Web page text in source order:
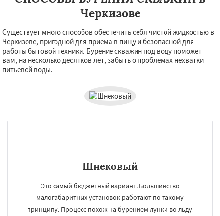
Работаем по
регионам
Черкизове
Существует много способов обеспечить себя чистой жидкостью в
Черкизове, пригодной для приема в пищу и безопасной для
работы бытовой техники. Бурение скважин под воду поможет
вам, на несколько десятков лет, забыть о проблемах нехватки
питьевой воды.
Шнековый
Это самый бюджетный вариант. Большинство
малогабаритных установок работают по такому
принципу. Процесс похож на бурением лунки во льду.